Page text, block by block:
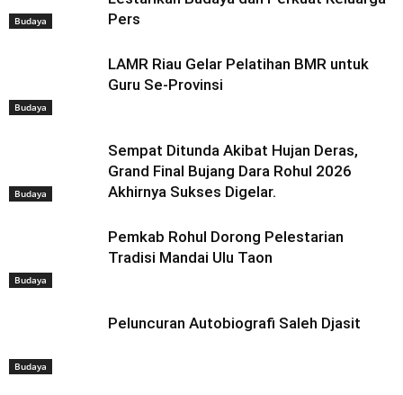
Budaya
Pers
Budaya
LAMR Riau Gelar Pelatihan BMR untuk
Guru Se-Provinsi
Budaya
Sempat Ditunda Akibat Hujan Deras,
Grand Final Bujang Dara Rohul 2026
Akhirnya Sukses Digelar.
Budaya
Pemkab Rohul Dorong Pelestarian
Tradisi Mandai Ulu Taon
Budaya
Peluncuran Autobiografi Saleh Djasit